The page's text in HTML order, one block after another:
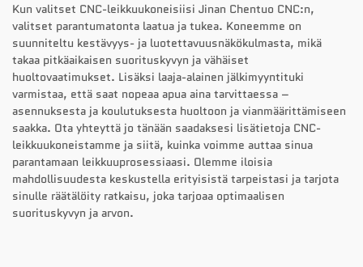
Kun valitset CNC-leikkuukoneisiisi Jinan Chentuo CNC:n,
valitset parantumatonta laatua ja tukea. Koneemme on
suunniteltu kestävyys- ja luotettavuusnäkökulmasta, mikä
takaa pitkäaikaisen suorituskyvyn ja vähäiset
huoltovaatimukset. Lisäksi laaja-alainen jälkimyyntituki
varmistaa, että saat nopeaa apua aina tarvittaessa –
asennuksesta ja koulutuksesta huoltoon ja vianmäärittämiseen
saakka. Ota yhteyttä jo tänään saadaksesi lisätietoja CNC-
leikkuukoneistamme ja siitä, kuinka voimme auttaa sinua
parantamaan leikkuuprosessiaasi. Olemme iloisia
mahdollisuudesta keskustella erityisistä tarpeistasi ja tarjota
sinulle räätälöity ratkaisu, joka tarjoaa optimaalisen
suorituskyvyn ja arvon.